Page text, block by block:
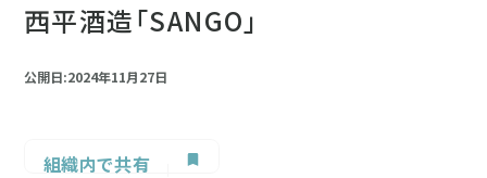
西平酒造「SANGO」
公開日:2024年11月27日
組織内で共有